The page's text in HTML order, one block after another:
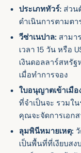
ประเภททัวร์: ส่วน
ดําเนินการตามต
วีซ่าเนปาล: สามา
เวลา 15 วัน หรือ
เงินดอลลาร์สหรั
เมื่อทําการจอง
ใบอนุญาตเข้าเมือ
ที่จําเป็นจะ รวมใ
คุณจะจัดการเอก
ลุมพินีหมายเหตุ:
เป็นพื้นที่ที่เงียบส